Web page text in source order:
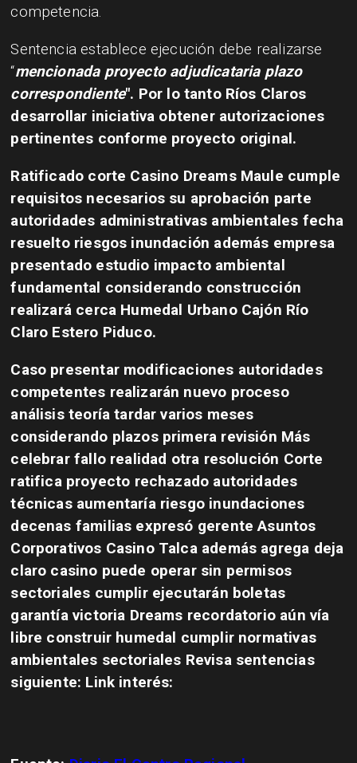
competencia.
Sentencia establece ejecución debe realizarse
“mencionada proyecto adjudicataria plazo
correspondiente". Por lo tanto Ríos Claros
desarrollar iniciativa obtener autorizaciones
pertinentes conforme proyecto original.
Ratificado corte Casino Dreams Maule cumple
requisitos necesarios su aprobación parte
autoridades administrativas ambientales fecha
resuelto riesgos inundación además empresa
presentado estudio impacto ambiental
fundamental considerando construcción
realizará cerca Humedal Urbano Cajón Río
Claro Estero Piduco.
Caso presentar modificaciones autoridades
competentes realizarán nuevo proceso
análisis teoría tardar varios meses
considerando plazos primera revisión Más
celebrar fallo realidad otra resolución Corte
ratifica proyecto rechazado autoridades
técnicas aumentaría riesgo inundaciones
decenas familias expresó gerente Asuntos
Corporativos Casino Talca además agrega deja
claro casino puede operar sin permisos
sectoriales cumplir ejecutarán boletas
garantía victoria Dreams recordatorio aún vía
libre construir humedal cumplir normativas
ambientales sectoriales Revisa sentencias
siguiente: Link interés: